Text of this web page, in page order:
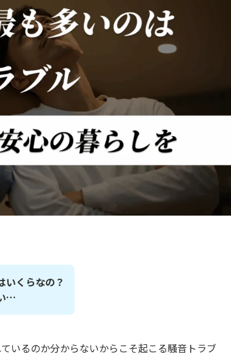
いくらなの？
…
いるのか分からないからこそ起こる騒音トラブ